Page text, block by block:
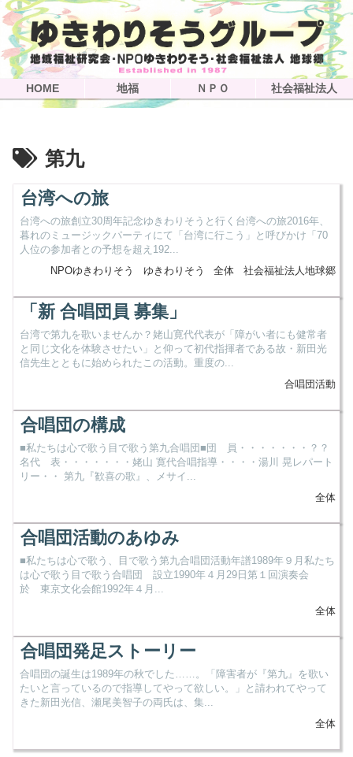
HOME 地福 ＮＰＯ 社会福祉法人
第九
台湾への旅
台湾への旅創立30周年記念ゆきわりそうと行く台湾への旅2016年、
暮れのミュージックパーティにて「台湾に行こう」と呼びかけ「70
人位の参加者との予想を超え192...
NPOゆきわりそう
ゆきわりそう 全体 社会福祉法人地球郷
「新 合唱団員 募集」
台湾で第九を歌いませんか？姥山寛代代表が「障がい者にも健常者
と同じ文化を体験させたい」と仰って初代指揮者である故・新田光
信先生とともに始められたこの活動。重度の...
合唱団活動
合唱団の構成
■私たちは心で歌う目で歌う第九合唱団■団 員・・・・・・・？？
名代 表・・・・・・・姥山 寛代合唱指導・・・・湯川 晃レパート
リー・・ 第九『歓喜の歌』、メサイ...
全体
合唱団活動のあゆみ
■私たちは心で歌う、目で歌う第九合唱団活動年譜1989年９月私たち
は心で歌う目で歌う合唱団 設立1990年４月29日第１回演奏会
於 東京文化会館1992年４月...
全体
合唱団発足ストーリー
合唱団の誕生は1989年の秋でした……。「障害者が『第九』を歌い
たいと言っているので指導してやって欲しい。」と請われてやって
きた新田光信、瀬尾美智子の両氏は、集...
全体